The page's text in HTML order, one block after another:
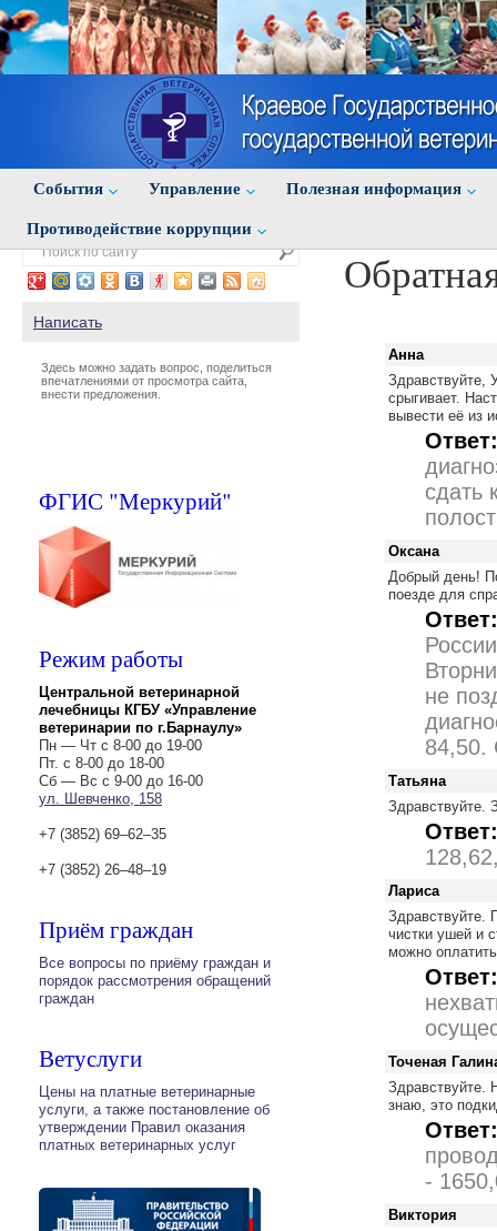
События Управление Полезная информация
Противодействие коррупции
Написать
Здесь можно задать вопрос, поделиться
впечатлениями от просмотра сайта,
внести предложения.
ФГИС "Меркурий"
Режим работы
Центральной ветеринарной
лечебницы КГБУ «Управление
ветеринарии по г.Барнаулу»
Пн — Чт с 8-00 до 19-00
Пт. с 8-00 до 18-00
Сб — Вс с 9-00 до 16-00
ул. Шевченко, 158
+7 (3852) 69‒62‒35
+7 (3852) 26‒48‒19
Приём граждан
Все вопросы по приёму граждан и
порядок рассмотрения обращений
граждан
Ветуслуги
Цены на платные ветеринарные
услуги, а также постановление об
утверждении Правил оказания
платных ветеринарных услуг
Анна
Здравствуйте,
срыгивает.
вывести её из
Ответ:
сдать
Оксана
Добрый день!
поезде для
Ответ:
не
84,50.
Татьяна
Здравствуйте.
Ответ:
Лариса
Здравствуйте.
чистки ушей и
можно
Ответ:
Точеная
Здравствуйте.
знаю, это
Ответ:
-
Виктория